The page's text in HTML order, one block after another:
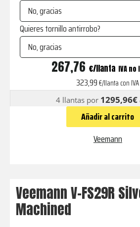
Quieres tornillo antirrobo?
Silver
Machined
267,76 € IVA
323,99€/llanta con IVA
4 llantas por 1295,96€
Añadir al carrito
Veemann
Veemann V-FS29R
Machined